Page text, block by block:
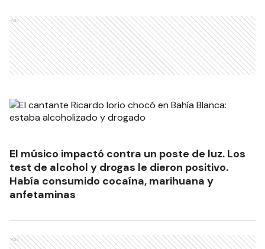
Ads
El músico impactó contra un poste de luz. Los
test de alcohol y drogas le dieron positivo.
Había consumido cocaína, marihuana y
anfetaminas
Ads